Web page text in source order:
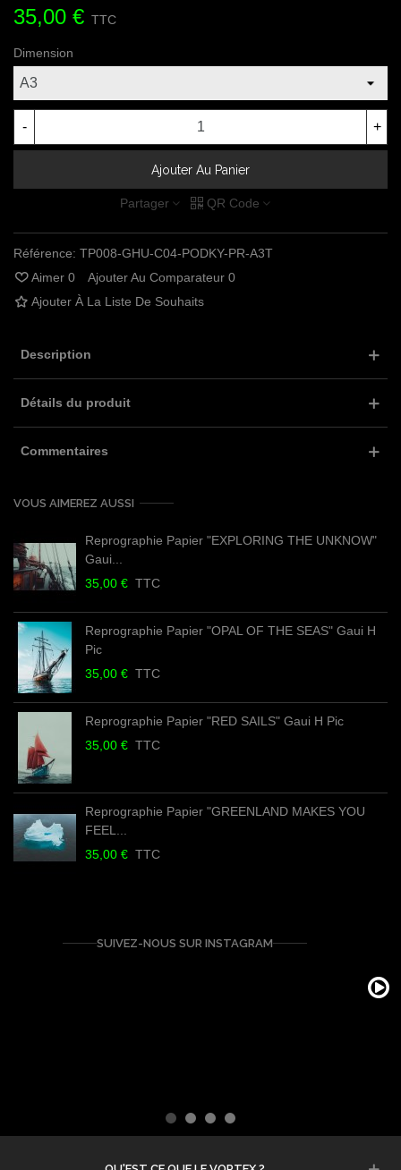
35,00 € TTC
Dimension
- +
Ajouter Au Panier
Partager QR Code
Référence: TP008-GHU-C04-PODKY-PR-A3T
Aimer 0 Ajouter Au Comparateur 0
Ajouter À La Liste De Souhaits
Description
Détails du produit
Commentaires
VOUS AIMEREZ AUSSI
Reprographie Papier "EXPLORING THE UNKNOW"
Gaui...
35,00 € TTC
Reprographie Papier "OPAL OF THE SEAS" Gaui H
Pic
35,00 € TTC
Reprographie Papier "RED SAILS" Gaui H Pic
35,00 € TTC
Reprographie Papier "GREENLAND MAKES YOU
FEEL...
35,00 € TTC
SUIVEZ-NOUS SUR INSTAGRAM